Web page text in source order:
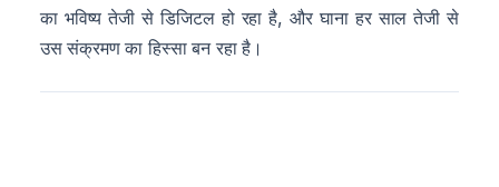
का भविष्य तेजी से डिजिटल हो रहा है, और घाना हर साल तेजी से
उस संक्रमण का हिस्सा बन रहा है।